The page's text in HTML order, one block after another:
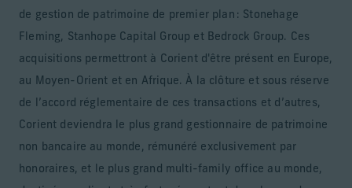
de gestion de patrimoine de premier plan : Stonehage
Fleming, Stanhope Capital Group et Bedrock Group. Ces
acquisitions permettront à Corient d'être présent en Europe,
au Moyen-Orient et en Afrique. À la clôture et sous réserve
de l’accord réglementaire de ces transactions et d’autres,
Corient deviendra le plus grand gestionnaire de patrimoine
non bancaire au monde, rémunéré exclusivement par
honoraires, et le plus grand multi-family office au monde,